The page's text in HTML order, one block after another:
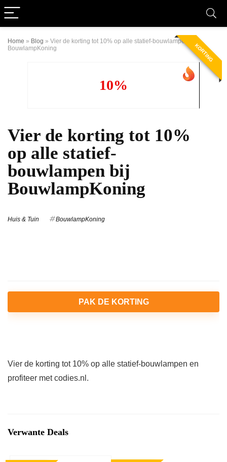
Home » Blog » Vier de korting tot 10% op alle statief-bouwlampen bij
BouwlampKoning
KORTING
10%
Vier de korting tot 10%
op alle statief-
bouwlampen bij
BouwlampKoning
Huis & Tuin BouwlampKoning
PAK DE KORTING
Vier de korting tot 10% op alle statief-bouwlampen en
profiteer met codies.nl.
Verwante Deals